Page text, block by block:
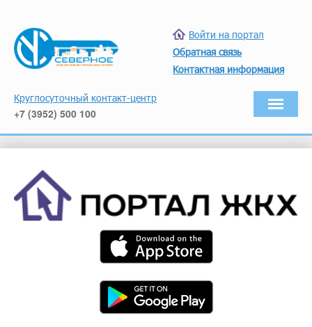
Войти на портал
Обратная связь
Контактная информация
Круглосуточный контакт-центр
+7 (3952) 500 100